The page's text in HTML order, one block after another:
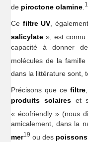
de piroctone olamine
Ce filtre UV ,
salicylate », est connu
capacité à donner
molécules de la famille
dans la littérature sont,
Précisons que ce filtre
produits solaires et
« écofriendly » (nous
amicalement, dans la
mer19 ou des poissons